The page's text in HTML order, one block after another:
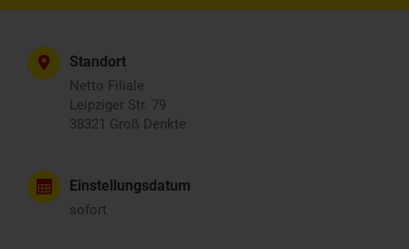
Standort
Netto Filiale
Leipziger Str. 79
38321 Groß Denkte
Einstellungsdatum
sofort